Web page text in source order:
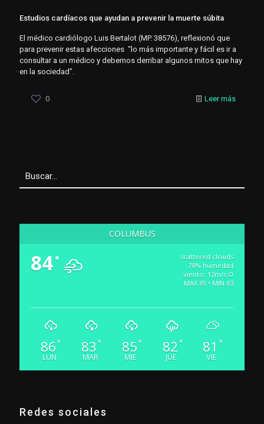
Estudios cardíacos que ayudan a prevenir la muerte súbita
El médico cardiólogo Luis Bertalot (MP. 38576), reflexionó que
para prevenir estas afecciones “lo más importante y fácil es ir a
consultar a un médico y debemos derribar algunos mitos que hay
en la sociedad”.
0 Leer más
COLUMBUS
84°
scattered clouds
78% humedad
viento: 12m/s O
MAX 85 • MIN 83
86 °
LUN
83 °
MAR
85 °
MIE
82 °
JUE
81 °
VIE
Redes sociales